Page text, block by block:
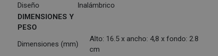
Diseño
Inalámbrico
DIMENSIONES Y
PESO
Dimensiones (mm)
Alto: 16.5 x ancho: 4,8 x fondo: 2.8
cm